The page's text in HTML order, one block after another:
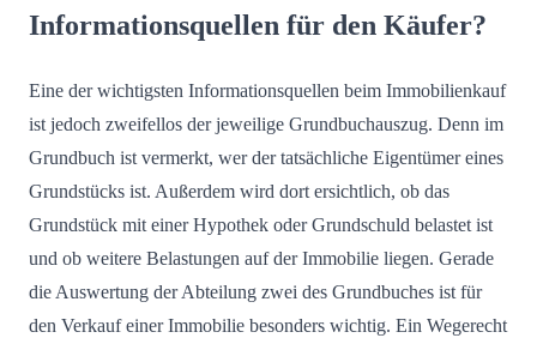
Informationsquellen für den Käufer?
Eine der wichtigsten Informationsquellen beim Immobilienkauf
ist jedoch zweifellos der jeweilige Grundbuchauszug. Denn im
Grundbuch ist vermerkt, wer der tatsächliche Eigentümer eines
Grundstücks ist. Außerdem wird dort ersichtlich, ob das
Grundstück mit einer Hypothek oder Grundschuld belastet ist
und ob weitere Belastungen auf der Immobilie liegen. Gerade
die Auswertung der Abteilung zwei des Grundbuches ist für
den Verkauf einer Immobilie besonders wichtig. Ein Wegerecht